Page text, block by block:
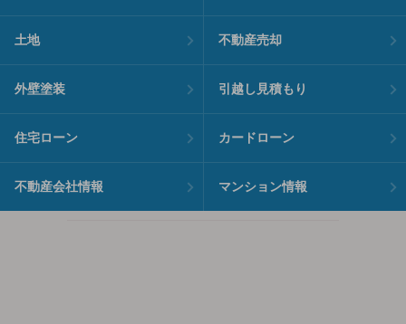
土地 不動産売却
外壁塗装 引越し見積もり
住宅ローン カードローン
不動産会社情報 マンション情報